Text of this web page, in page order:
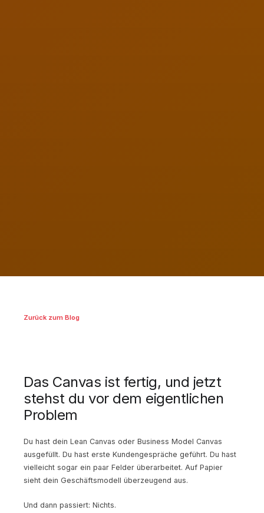
Zurück zum Blog
Das Canvas ist fertig, und jetzt
stehst du vor dem eigentlichen
Problem
Du hast dein Lean Canvas oder Business Model Canvas
ausgefüllt. Du hast erste Kundengespräche geführt. Du hast
vielleicht sogar ein paar Felder überarbeitet. Auf Papier
sieht dein Geschäftsmodell überzeugend aus.
Und dann passiert: Nichts.